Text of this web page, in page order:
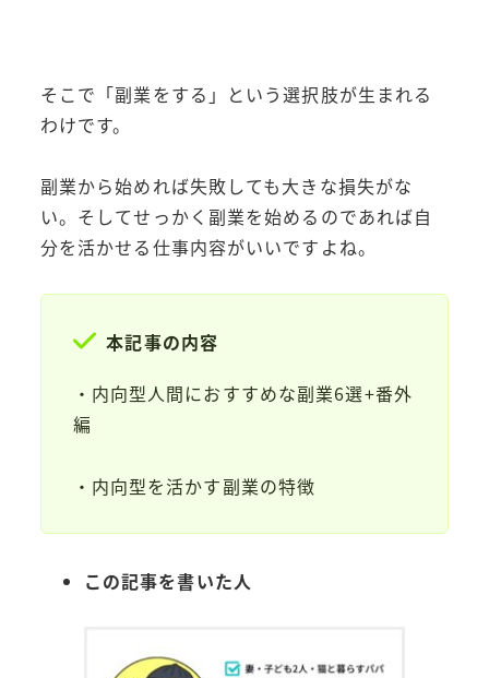
そこで「副業をする」という選択肢が生まれる
わけです。
副業から始めれば失敗しても大きな損失がな
い。そしてせっかく副業を始めるのであれば自
分を活かせる仕事内容がいいですよね。
本記事の内容
・内向型人間におすすめな副業6選+番外
編
・内向型を活かす副業の特徴
この記事を書いた人